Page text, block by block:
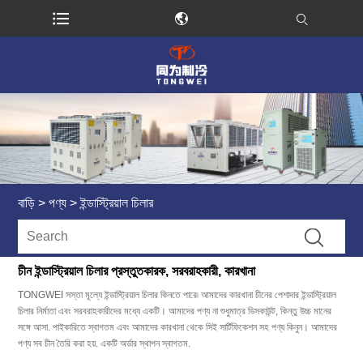
বাড়ি > পণ্য > ইন্ডাস্ট্রিয়াল চিলার
চীন ইন্ডাস্ট্রিয়াল চিলার প্রস্তুতকারক, সরবরাহকারী, কারখানা
TONGWEI সস্তা মূল্যে ইন্ডাস্ট্রিয়াল চিলার কিনতে পারে৷ আমাদের কারখানা চীনের পেশাদার ইন্ডাস্ট্রিয়াল
চিলার নির্মাতা এবং সরবরাহকারীদের মধ্যে একটি। আমাদের পণ্য না শুধুমাত্র ডিসকাউন্ট, কিন্তু উচ্চ মানের
সঙ্গে আসা. পাইকারিতে স্বাগতম এবং আমাদের কারখানা থেকে সিই সার্টিফিকেশন সহ পণ্য কিনুন। আমাদের
পণ্য সব চীন তৈরি করা হয়. একটি অর্ডার স্থাপন স্বাগতম.